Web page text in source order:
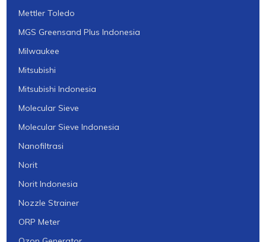
Mettler Toledo
MGS Greensand Plus Indonesia
Milwaukee
Mitsubishi
Mitsubishi Indonesia
Molecular Sieve
Molecular Sieve Indonesia
Nanofiltrasi
Norit
Norit Indonesia
Nozzle Strainer
ORP Meter